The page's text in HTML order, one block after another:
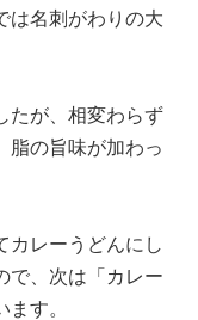
は名刺がわりの大
たが、相変わらず
脂の旨味が加わっ
カレーうどんにし
で、次は「カレー
す。